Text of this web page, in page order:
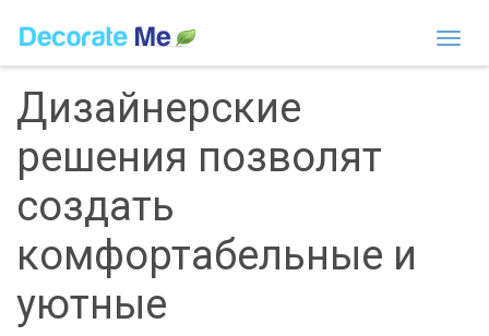
Дизайнерские
решения позволят
создать
комфортабельные и
уютные